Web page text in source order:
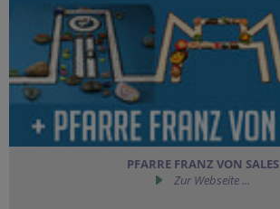
PFARRE FRANZ VON SALES
Zur Webseite ...